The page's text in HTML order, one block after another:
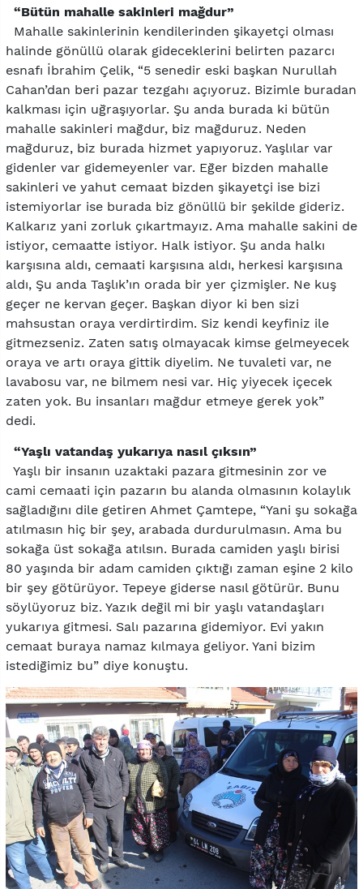
“Bütün mahalle sakinleri mağdur”
Mahalle sakinlerinin kendilerinden şikayetçi olması
halinde gönüllü olarak gideceklerini belirten pazarcı
esnafı İbrahim Çelik, “5 senedir eski başkan Nurullah
Cahan’dan beri pazar tezgahı açıyoruz. Bizimle buradan
kalkması için uğraşıyorlar. Şu anda burada ki bütün
mahalle sakinleri mağdur, biz mağduruz. Neden
mağduruz, biz burada hizmet yapıyoruz. Yaşlılar var
gidenler var gidemeyenler var. Eğer bizden mahalle
sakinleri ve yahut cemaat bizden şikayetçi ise bizi
istemiyorlar ise burada biz gönüllü bir şekilde gideriz.
Kalkarız yani zorluk çıkartmayız. Ama mahalle sakini de
istiyor, cemaatte istiyor. Halk istiyor. Şu anda halkı
karşısına aldı, cemaati karşısına aldı, herkesi karşısına
aldı, Şu anda Taşlık’ın orada bir yer çizmişler. Ne kuş
geçer ne kervan geçer. Başkan diyor ki ben sizi
mahsustan oraya verdirtirdim. Siz kendi keyfiniz ile
gitmezseniz. Zaten satış olmayacak kimse gelmeyecek
oraya ve artı oraya gittik diyelim. Ne tuvaleti var, ne
lavabosu var, ne bilmem nesi var. Hiç yiyecek içecek
zaten yok. Bu insanları mağdur etmeye gerek yok”
dedi.
“Yaşlı vatandaş yukarıya nasıl çıksın”
Yaşlı bir insanın uzaktaki pazara gitmesinin zor ve
cami cemaati için pazarın bu alanda olmasının kolaylık
sağladığını dile getiren Ahmet Çamtepe, “Yani şu sokağa
atılmasın hiç bir şey, arabada durdurulmasın. Ama bu
sokağa üst sokağa atılsın. Burada camiden yaşlı birisi
80 yaşında bir adam camiden çıktığı zaman eşine 2 kilo
bir şey götürüyor. Tepeye giderse nasıl götürür. Bunu
söylüyoruz biz. Yazık değil mi bir yaşlı vatandaşları
yukarıya gitmesi. Salı pazarına gidemiyor. Evi yakın
cemaat buraya namaz kılmaya geliyor. Yani bizim
istediğimiz bu” diye konuştu.